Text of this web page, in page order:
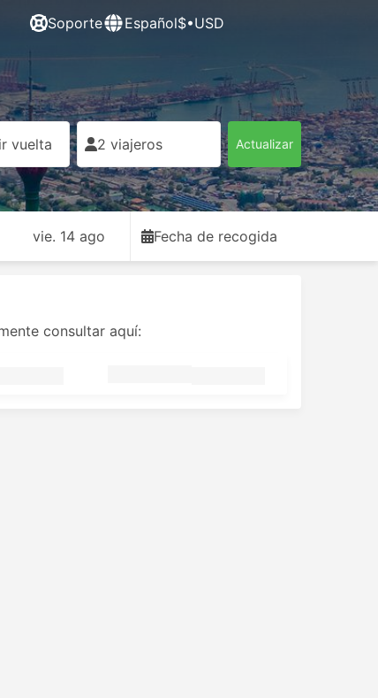
Soporte Español$•USD
vuelta 2 viajeros Actualizar
vie. 14 ago Fecha de recogida
consultar aquí: